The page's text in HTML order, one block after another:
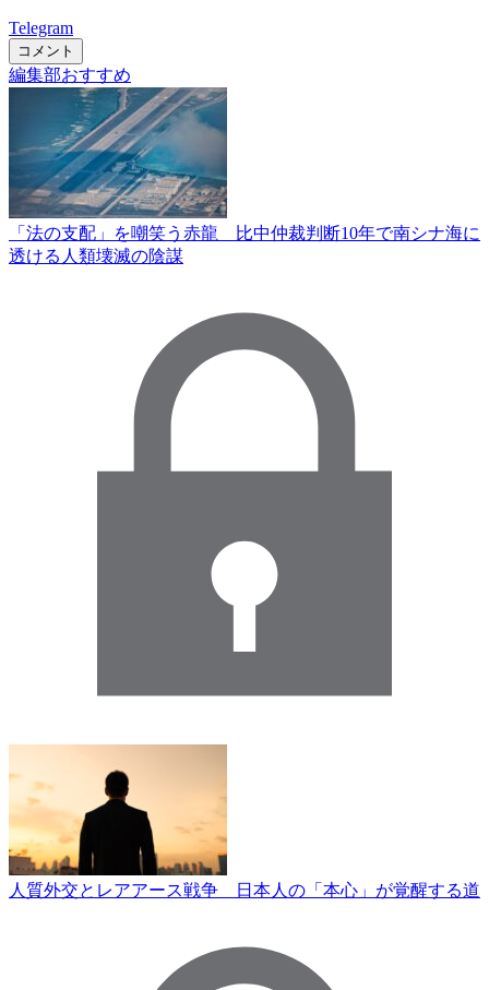
Telegram
コメント
編集部おすすめ
「法の支配」を嘲笑う赤龍 比中仲裁判断10年で南シナ海に
透ける人類壊滅の陰謀
人質外交とレアアース戦争 日本人の「本心」が覚醒する道